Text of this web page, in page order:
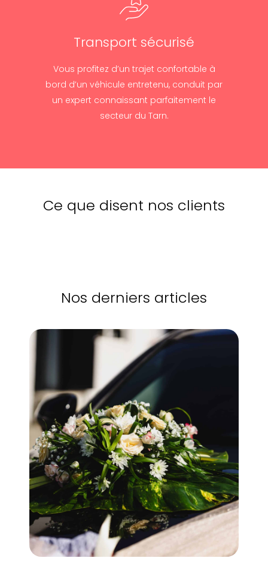
Transport sécurisé
Vous profitez d’un trajet confortable à
bord d’un véhicule entretenu, conduit par
un expert connaissant parfaitement le
secteur du Tarn.
Ce que disent nos clients
Nos derniers articles